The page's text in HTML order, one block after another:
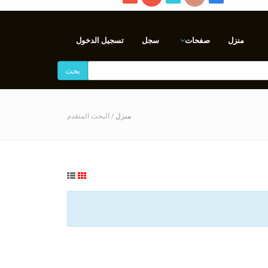
منزل صفحات سجل تسجيل الدخول
بحث
منزل / البحث المتقدم